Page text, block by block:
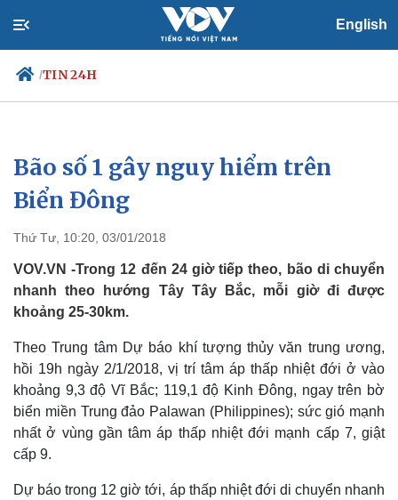
English
/TIN 24H
Chính trị
Đảng
Tổ chức nhân sự
Nhận diện sự thật
Xã hội
Việc làm
Biển đảo
Bão số 1 gây nguy hiểm trên
Biển Đông
Thứ Tư, 10:20, 03/01/2018
VOV.VN -Trong 12 đến 24 giờ tiếp theo, bão di chuyển
nhanh theo hướng Tây Tây Bắc, mỗi giờ đi được
khoảng 25-30km.
Theo Trung tâm Dự báo khí tượng thủy văn trung ương,
hồi 19h ngày 2/1/2018, vị trí tâm áp thấp nhiệt đới ở vào
khoảng 9,3 độ Vĩ Bắc; 119,1 độ Kinh Đông, ngay trên bờ
biển miền Trung đảo Palawan (Philippines); sức gió mạnh
nhất ở vùng gần tâm áp thấp nhiệt đới mạnh cấp 7, giật
cấp 9.
Dự báo trong 12 giờ tới, áp thấp nhiệt đới di chuyển nhanh